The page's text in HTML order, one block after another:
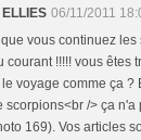
06/11/2011
vous continuez
courant !!!!! vous êtes
voyage comme ça ?
scorpions<br /> ça
169). Vos articles